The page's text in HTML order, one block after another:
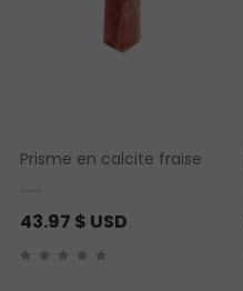
Prisme en calcite fraise
43.97 $ USD